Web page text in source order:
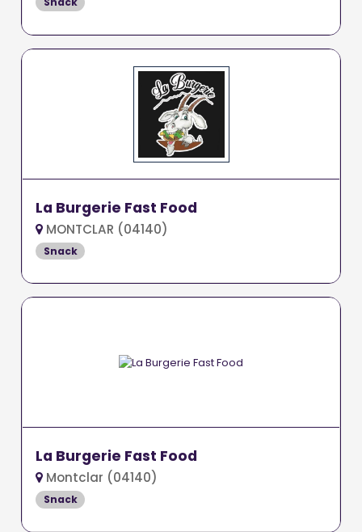
La Burgerie Fast Food
MONTCLAR (04140)
Snack
La Burgerie Fast Food
Montclar (04140)
Snack